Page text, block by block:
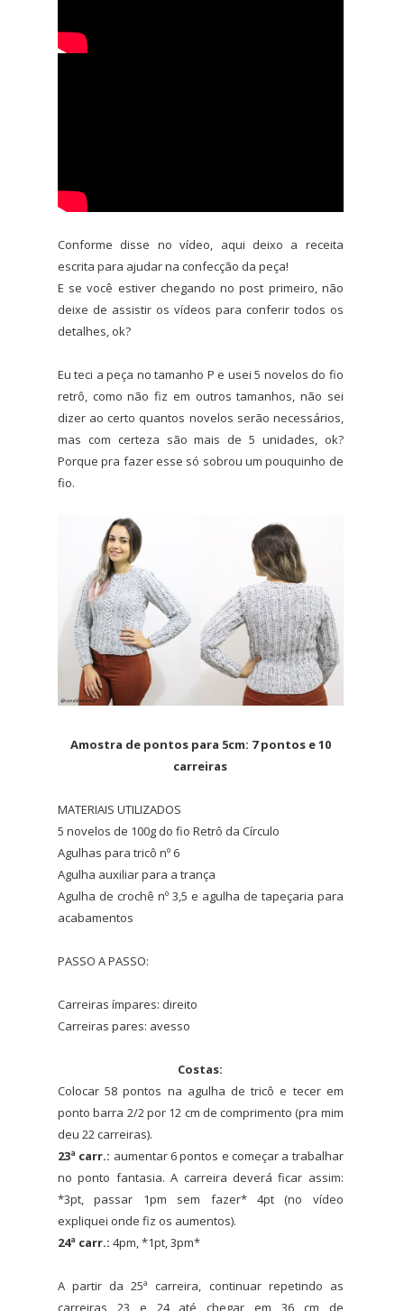
Conforme disse no vídeo, aqui deixo a receita
escrita para ajudar na confecção da peça!
E se você estiver chegando no post primeiro, não
deixe de assistir os vídeos para conferir todos os
detalhes, ok?
Eu teci a peça no tamanho P e usei 5 novelos do fio
retrô, como não fiz em outros tamanhos, não sei
dizer ao certo quantos novelos serão necessários,
mas com certeza são mais de 5 unidades, ok?
Porque pra fazer esse só sobrou um pouquinho de
fio.
Amostra de pontos para 5cm: 7 pontos e 10
carreiras
MATERIAIS UTILIZADOS
5 novelos de 100g do fio Retrô da Círculo
Agulhas para tricô nº 6
Agulha auxiliar para a trança
Agulha de crochê nº 3,5 e agulha de tapeçaria para
acabamentos
PASSO A PASSO:
Carreiras ímpares: direito
Carreiras pares: avesso
Costas:
Colocar 58 pontos na agulha de tricô e tecer em
ponto barra 2/2 por 12 cm de comprimento (pra mim
deu 22 carreiras).
23ª carr.: aumentar 6 pontos e começar a trabalhar
no ponto fantasia. A carreira deverá ficar assim:
*3pt, passar 1pm sem fazer* 4pt (no vídeo
expliquei onde fiz os aumentos).
24ª carr.: 4pm, *1pt, 3pm*
A partir da 25ª carreira, continuar repetindo as
carreiras 23 e 24 até chegar em 36 cm de